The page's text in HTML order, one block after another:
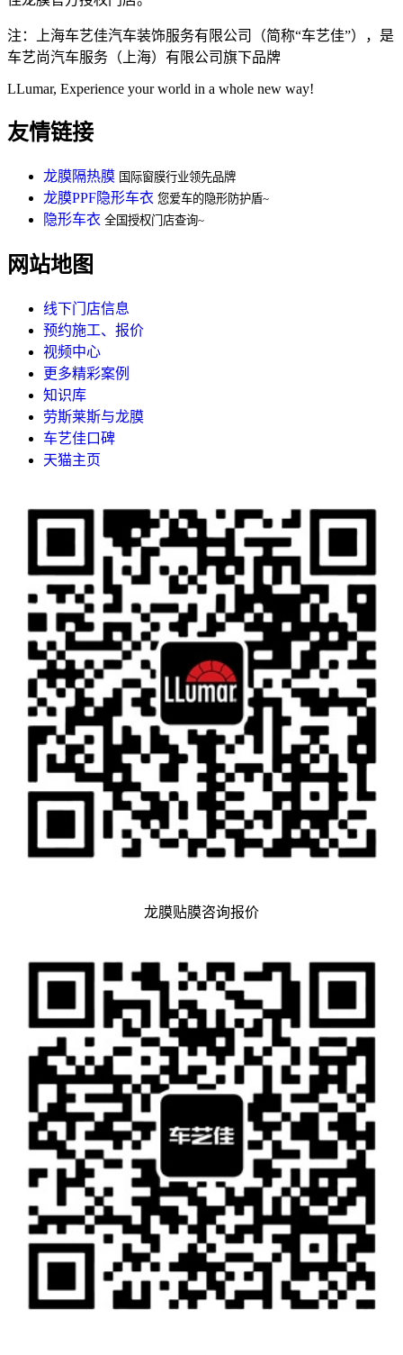
注：上海车艺佳汽车装饰服务有限公司（简称“车艺佳”），是
车艺尚汽车服务（上海）有限公司旗下品牌
LLumar, Experience your world in a whole new way!
友情链接
龙膜隔热膜 国际窗膜行业领先品牌
龙膜PPF隐形车衣 您爱车的隐形防护盾~
隐形车衣 全国授权门店查询~
网站地图
线下门店信息
预约施工、报价
视频中心
更多精彩案例
知识库
劳斯莱斯与龙膜
车艺佳口碑
天猫主页
龙膜贴膜咨询报价